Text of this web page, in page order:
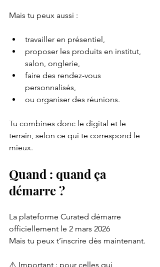
Mais tu peux aussi :
travailler en présentiel,
proposer les produits en institut,
salon, onglerie,
faire des rendez-vous
personnalisés,
ou organiser des réunions.
Tu combines donc le digital et le
terrain, selon ce qui te correspond le
mieux.
Quand : quand ça
démarre ?
La plateforme Curated démarre
officiellement le 2 mars 2026
Mais tu peux t’inscrire dès maintenant.
⚠️ Important : pour celles qui